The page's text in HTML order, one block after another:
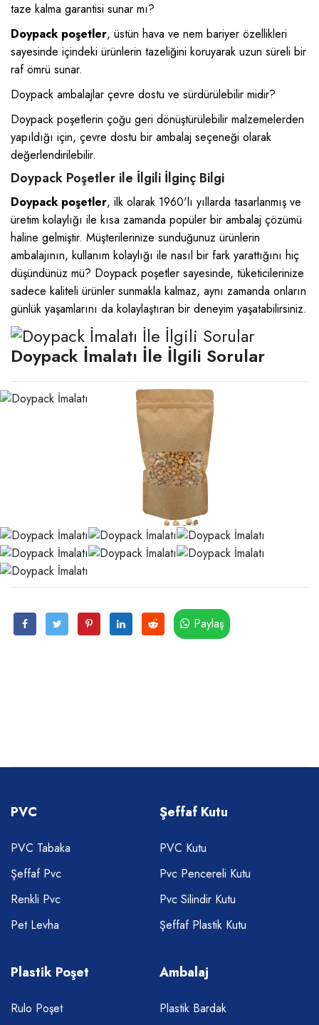
taze kalma garantisi sunar mı?
Doypack poşetler, üstün hava ve nem bariyer özellikleri
sayesinde içindeki ürünlerin tazeliğini koruyarak uzun süreli bir
raf ömrü sunar.
Doypack ambalajlar çevre dostu ve sürdürülebilir midir?
Doypack poşetlerin çoğu geri dönüştürülebilir malzemelerden
yapıldığı için, çevre dostu bir ambalaj seçeneği olarak
değerlendirilebilir.
Doypack Poşetler ile İlgili İlginç Bilgi
Doypack poşetler, ilk olarak 1960'lı yıllarda tasarlanmış ve
üretim kolaylığı ile kısa zamanda popüler bir ambalaj çözümü
haline gelmiştir. Müşterilerinize sunduğunuz ürünlerin
ambalajının, kullanım kolaylığı ile nasıl bir fark yarattığını hiç
düşündünüz mü? Doypack poşetler sayesinde, tüketicilerinize
sadece kaliteli ürünler sunmakla kalmaz, aynı zamanda onların
günlük yaşamlarını da kolaylaştıran bir deneyim yaşatabilirsiniz.
Doypack İmalatı İle İlgili Sorular
Paylaş
PVC
PVC Tabaka
Şeffaf Pvc
Renkli Pvc
Pet Levha
Şeffaf Kutu
PVC Kutu
Pvc Pencereli Kutu
Pvc Silindir Kutu
Şeffaf Plastik Kutu
Plastik Poşet
Rulo Poşet
Ambalaj
Plastik Bardak